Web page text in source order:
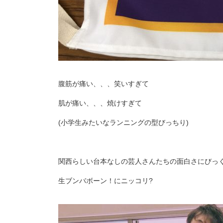
腹筋が痛い、、、笑いすぎて
肌が痛い、、、焼けすぎて
(小学生みたいなランニングの型びっちり)
関西らしい台本なしの芸人さんたちの面白さにびっ
生ブンバボーン！にニッコリ?